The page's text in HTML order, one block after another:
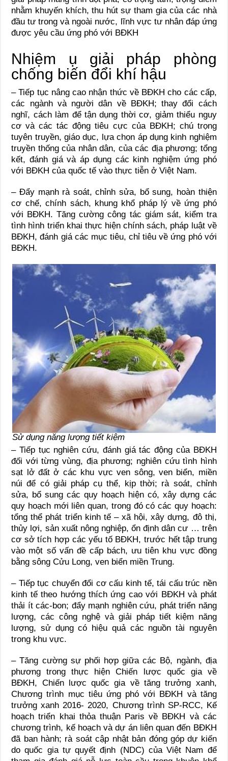
nhằm khuyến khích, thu hút sự tham gia của các nhà
đầu tư trong và ngoài nước, lĩnh vực tư nhân đáp ứng
được yêu cầu ứng phó với BĐKH
Nhiệm ụ giải pháp phòng
chống biến đổi khí hậu
– Tiếp tục nâng cao nhận thức về BĐKH cho các cấp,
các ngành và người dân về BĐKH; thay đổi cách
nghĩ, cách làm để tận dụng thời cơ, giảm thiểu nguy
cơ và các tác động tiêu cực của BĐKH; chú trọng
tuyên truyền, giáo dục, lựa chọn áp dụng kinh nghiệm
truyền thống của nhân dân, của các địa phương; tổng
kết, đánh giá và áp dụng các kinh nghiệm ứng phó
với BĐKH của quốc tế vào thực tiễn ở Việt Nam.
– Đẩy mạnh rà soát, chỉnh sửa, bổ sung, hoàn thiện
cơ chế, chính sách, khung khổ pháp lý về ứng phó
với BĐKH. Tăng cường công tác giám sát, kiểm tra
tình hình triển khai thực hiện chính sách, pháp luật về
BĐKH, đánh giá các mục tiêu, chỉ tiêu về ứng phó với
BĐKH.
Sử dụng năng lượng tiết kiệm
– Tiếp tục nghiên cứu, đánh giá tác động của BĐKH
đối với từng vùng, địa phương; nghiên cứu tình hình
sạt lở đất ở các khu vực ven sông, ven biển, miền
núi để có giải pháp cụ thể, kịp thời; rà soát, chỉnh
sửa, bổ sung các quy hoạch hiện có, xây dựng các
quy hoạch mới liên quan, trong đó có các quy hoạch:
tổng thể phát triển kinh tế – xã hội, xây dựng, đô thị,
thủy lợi, sản xuất nông nghiệp, ổn định dân cư … trên
cơ sở tích hợp các yếu tố BĐKH, trước hết tập trung
vào một số vấn đề cấp bách, ưu tiên khu vực đồng
bằng sông Cửu Long, ven biển miền Trung.
– Tiếp tục chuyển đổi cơ cấu kinh tế, tái cấu trúc nền
kinh tế theo hướng thích ứng cao với BĐKH và phát
thải ít các-bon; đẩy mạnh nghiên cứu, phát triển năng
lượng, các công nghệ và giải pháp tiết kiệm năng
lượng, sử dụng có hiệu quả các nguồn tài nguyên
trong khu vực.
– Tăng cường sự phối hợp giữa các Bộ, ngành, địa
phương trong thực hiện Chiến lược quốc gia về
BĐKH, Chiến lược quốc gia về tăng trưởng xanh,
Chương trình mục tiêu ứng phó với BĐKH và tăng
trưởng xanh 2016- 2020, Chương trình SP-RCC, Kế
hoạch triển khai thỏa thuận Paris về BĐKH và các
chương trình, kế hoạch và dự án liên quan đến BĐKH
đã ban hành; rà soát cập nhật bản đóng góp dự kiến
do quốc gia tự quyết định (NDC) của Việt Nam để